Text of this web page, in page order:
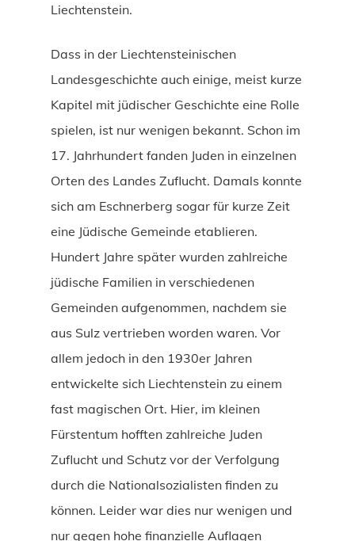
Liechtenstein.
Dass in der Liechtensteinischen
Landesgeschichte auch einige, meist kurze
Kapitel mit jüdischer Geschichte eine Rolle
spielen, ist nur wenigen bekannt. Schon im
17. Jahrhundert fanden Juden in einzelnen
Orten des Landes Zuflucht. Damals konnte
sich am Eschnerberg sogar für kurze Zeit
eine Jüdische Gemeinde etablieren.
Hundert Jahre später wurden zahlreiche
jüdische Familien in verschiedenen
Gemeinden aufgenommen, nachdem sie
aus Sulz vertrieben worden waren. Vor
allem jedoch in den 1930er Jahren
entwickelte sich Liechtenstein zu einem
fast magischen Ort. Hier, im kleinen
Fürstentum hofften zahlreiche Juden
Zuflucht und Schutz vor der Verfolgung
durch die Nationalsozialisten finden zu
können. Leider war dies nur wenigen und
nur gegen hohe finanzielle Auflagen